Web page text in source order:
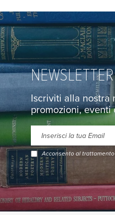
NEWSLETTER
Iscriviti alla nostra
promozioni,
Acconsento al